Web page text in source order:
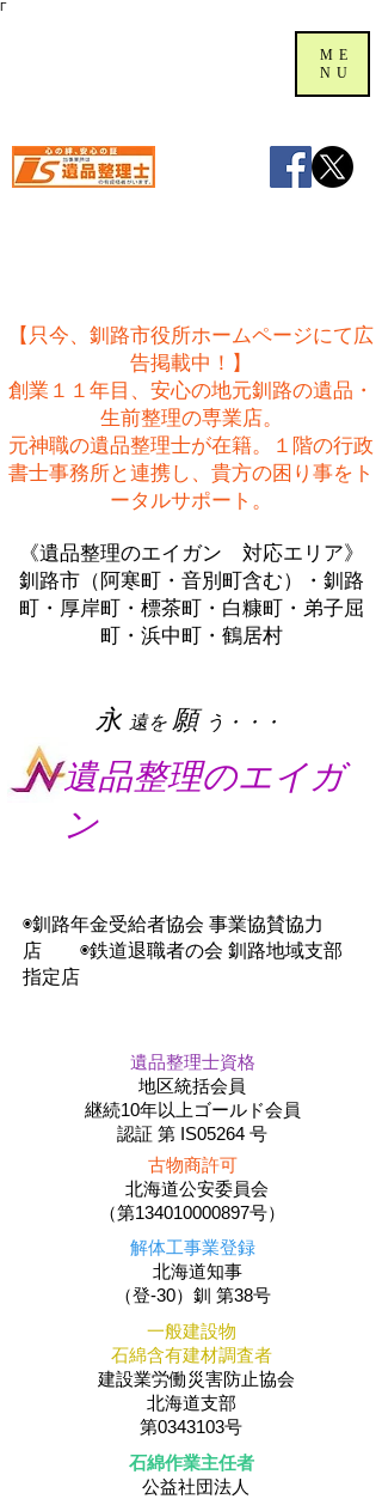
Γ
​永 遠を 願 う・・・
遺品整理のエイガ
ン
◉釧路年金受給者協会 事業協賛協力
店 ◉鉄道退職者の会 釧路地域支部
指定店
遺品整理士資格
地区統括会員
​継続10年以上ゴールド会員
認証 第 IS05264 号
古物商許可
北海道公安委員会
（第134010000897号）
解体工事業登録
北海道知事
（登-30）釧 第38号
一般建設物
石綿含有建材調査者
建設業労働災害防止協会
北海道支部
第0343103号
石綿作業主任者
公益社団法人
【只今、釧路市役所ホームページにて広
告掲載中！】
創業１１年目、安心の地元釧路の遺品・
生前整理の専業店。
​元神職の遺品整理士が在籍。１階の行政
書士事務所と連携し、貴方の困り事をト
ータルサポート。
《遺品整理のエイガン 対応エリア》
釧路市（阿寒町・音別町含む）・釧路
町・厚岸町・標茶町・白糠町・弟子屈
町・浜中町・鶴居村
ME
NU